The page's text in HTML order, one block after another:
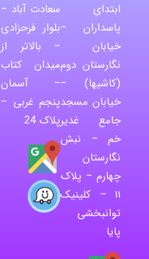
ابتدای
پاسداران –
خیابان
نگارستان دوم
(کاشیها) –
خیابان مسجد
جامع غدیر
خم – نبش
نگارستان
چهارم – پلاک
۱۱ – کلینیک
توانبخشی
پایا
سعادت آباد –
بلوار فرحزادی
– بالاتر از
میدان کتاب
– آسمان
پنجم غربی –
پلاک 24